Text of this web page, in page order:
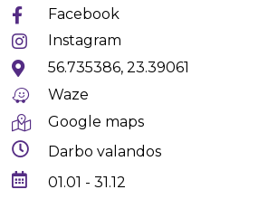
Facebook
Instagram
56.735386, 23.39061
Waze
Google maps
Darbo valandos
01.01 - 31.12